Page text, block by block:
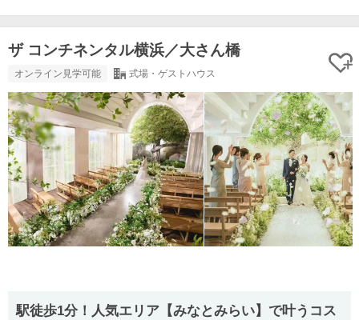
ザ コンチネンタル横浜／大さん橋
オンライン見学可能 式場・ゲストハウス
駅徒歩1分！人気エリア【みなとみらい】で叶うコス